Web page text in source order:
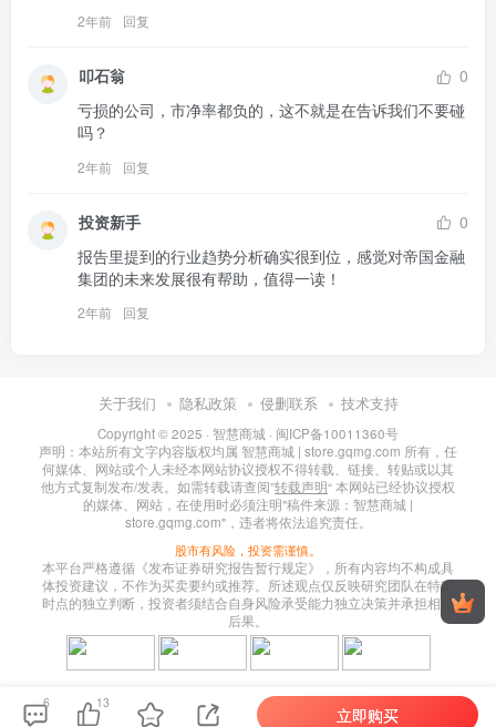
2年前 回复
叩石翁
0
亏损的公司，市净率都负的，这不就是在告诉我们不要碰
吗？
2年前 回复
投资新手
0
报告里提到的行业趋势分析确实很到位，感觉对帝国金融
集团的未来发展很有帮助，值得一读！
2年前 回复
关于我们 隐私政策 侵删联系 技术支持
Copyright © 2025 · 智慧商城 · 闽ICP备10011360号
声明：本站所有文字内容版权均属 智慧商城 | store.gqmg.com 所有，任
何媒体、网站或个人未经本网站协议授权不得转载、链接、转贴或以其
他方式复制发布/发表。如需转载请查阅”转载声明“ 本网站已经协议授权
的媒体、网站，在使用时必须注明"稿件来源：智慧商城 |
store.gqmg.com"，违者将依法追究责任。
股市有风险，投资需谨慎。
本平台严格遵循《发布证券研究报告暂行规定》，所有内容均不构成具
体投资建议，不作为买卖要约或推荐。所述观点仅反映研究团队在特定
时点的独立判断，投资者须结合自身风险承受能力独立决策并承担相应
后果。
6 13
立即购买